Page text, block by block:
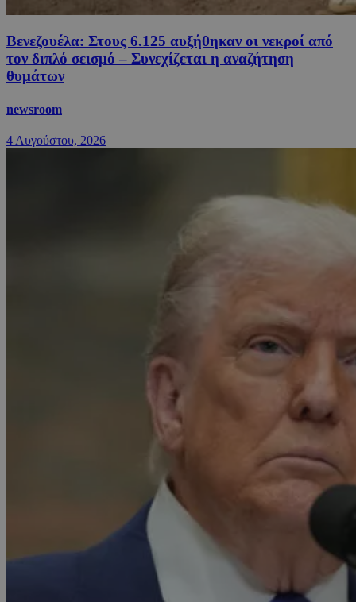
Βενεζουέλα: Στους 6.125 αυξήθηκαν οι νεκροί από
τον διπλό σεισμό – Συνεχίζεται η αναζήτηση
θυμάτων
newsroom
4 Αυγούστου, 2026